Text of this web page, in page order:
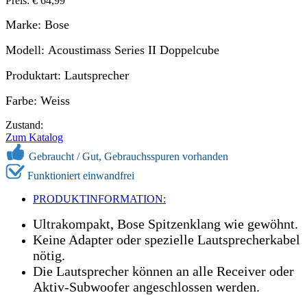
Marke: Bose
Modell: Acoustimass Series II Doppelcube
Produktart: Lautsprecher
Farbe: Weiss
Zustand:
Zum Katalog
Gebraucht / Gut, Gebrauchsspuren vorhanden
Funktioniert einwandfrei
PRODUKTINFORMATION:
Ultrakompakt, Bose Spitzenklang wie gewöhnt.
Keine Adapter oder spezielle Lautsprecherkabel
nötig.
Die Lautsprecher können an alle Receiver oder
Aktiv-Subwoofer angeschlossen werden.